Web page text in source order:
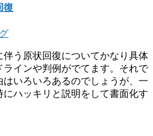
復
う原状回復についてかなり具体
インや判例がでてます。それで
はいろいろあるのでしょうが、一
ハッキリと説明をして書面化す